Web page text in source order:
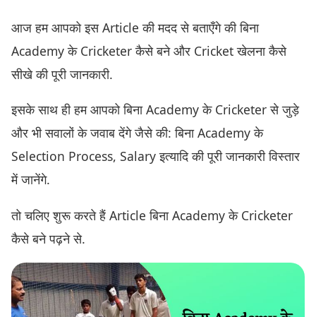
आज हम आपको इस Article की मदद से बताएँगे की बिना
Academy के Cricketer कैसे बने और Cricket खेलना कैसे
सीखे की पूरी जानकारी.
इसके साथ ही हम आपको बिना Academy के Cricketer से जुड़े
और भी सवालों के जवाब देंगे जैसे की: बिना Academy के
Selection Process, Salary इत्यादि की पूरी जानकारी विस्तार
में जानेंगे.
तो चलिए शुरू करते हैं Article बिना Academy के Cricketer
कैसे बने पढ़ने से.